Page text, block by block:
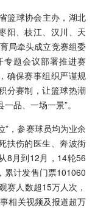
篮球协会主办，湖北
阳、枝江、汉川、天
局牵头成立竞赛组委
专题会议部署推进赛
确保赛事组织严谨规
分赛制，让篮球热潮
品、一场一景”。
”，参赛球员均为业余
扶伤的医生、奔波街
8月到12月，14轮56
累计发售门票101060
赛人数超15万人次，
相关视频及报道超万